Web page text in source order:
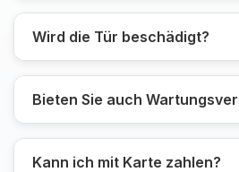
Wird die Tür beschädigt?
Bieten Sie auch
Kann ich mit Karte zahlen?